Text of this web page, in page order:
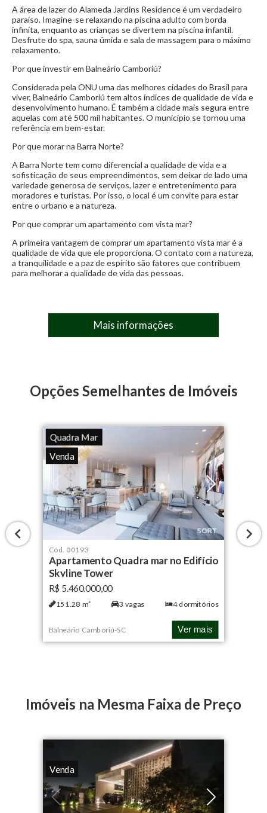
Piscina infantil
Cinema
Sala de Massagem
Spa
Espaço Kids Deck
Sauna úmida
Área de descanso
IPTU:R$ 5.800,00
A área de lazer do Alameda Jardins Residence é um verdadeiro
paraíso. Imagine-se relaxando na piscina adulto com borda
infinita, enquanto as crianças se divertem na piscina infantil.
Desfrute do spa, sauna úmida e sala de massagem para o máximo
relaxamento.
Por que investir em Balneário Camboriú?
Considerada pela ONU uma das melhores cidades do Brasil para
viver, Balneário Camboriú tem altos índices de qualidade de vida e
desenvolvimento humano. É também a cidade mais segura entre
aquelas com até 500 mil habitantes. O município se tornou uma
referência em bem-estar.
Por que morar na Barra Norte?
A Barra Norte tem como diferencial a qualidade de vida e a
sofisticação de seus empreendimentos, sem deixar de lado uma
variedade generosa de serviços, lazer e entretenimento para
moradores e turistas. Por isso, o local é um convite para estar
entre o urbano e a natureza.
Por que comprar um apartamento com vista mar?
A primeira vantagem de comprar um apartamento vista mar é a
qualidade de vida que ele proporciona. O contato com a natureza,
a tranquilidade e a paz de espírito são fatores que contribuem
para melhorar a qualidade de vida das pessoas.
Mais informações
Opções Semelhantes de Imóveis
Quadra Mar
Venda
Cód. 00193
Apartamento Quadra mar no Edifício
Skyline Tower
R$ 5.460.000,00
151.28 m² 3 vagas 4dormitórios
Balneário Camboriú-SC Ver mais
Imóveis na Mesma Faixa de Preço
Venda